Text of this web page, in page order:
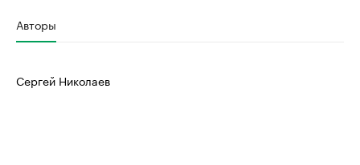
Авторы
Сергей Николаев